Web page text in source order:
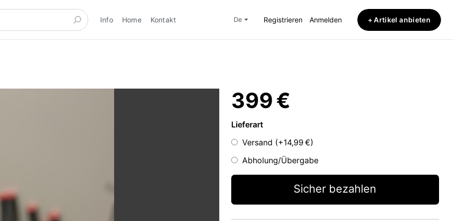
Info Home Kontakt de Registrieren Anmelden + Artikel anbieten
399 €
Lieferart
Versand (+14,99 €)
Abholung/Übergabe
Sicher bezahlen